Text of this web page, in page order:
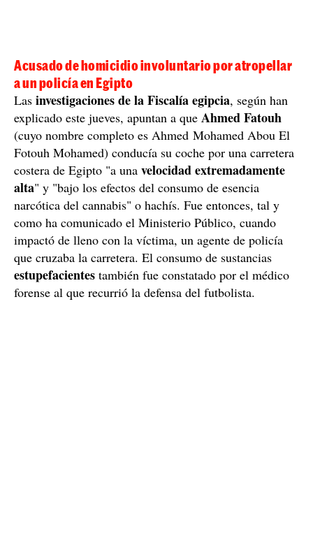
Acusado de homicidio involuntario por atropellar
a un policía en Egipto
Las investigaciones de la Fiscalía egipcia, según han
explicado este jueves, apuntan a que Ahmed Fatouh
(cuyo nombre completo es Ahmed Mohamed Abou El
Fotouh Mohamed) conducía su coche por una carretera
costera de Egipto "a una velocidad extremadamente
alta" y "bajo los efectos del consumo de esencia
narcótica del cannabis" o hachís. Fue entonces, tal y
como ha comunicado el Ministerio Público, cuando
impactó de lleno con la víctima, un agente de policía
que cruzaba la carretera. El consumo de sustancias
estupefacientes también fue constatado por el médico
forense al que recurrió la defensa del futbolista.